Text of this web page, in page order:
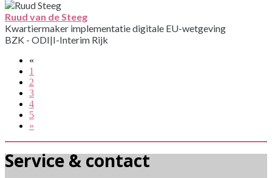
Ruud van de Steeg
Kwartiermaker implementatie digitale EU-wetgeving
BZK - ODI|I-Interim Rijk
«
1
2
3
4
5
»
Service & contact